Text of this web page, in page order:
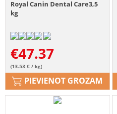
Royal Canin Dental Care3,5
kg
€47.37
(13.53 € / kg)
PIEVIENOT GROZAM